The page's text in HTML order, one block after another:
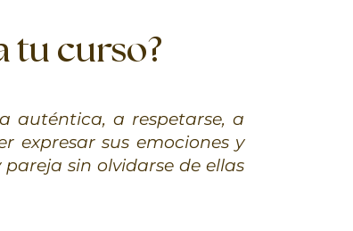
tu curso?
auténtica, a respetarse, a
expresar sus emociones y
sin olvidarse de ellas